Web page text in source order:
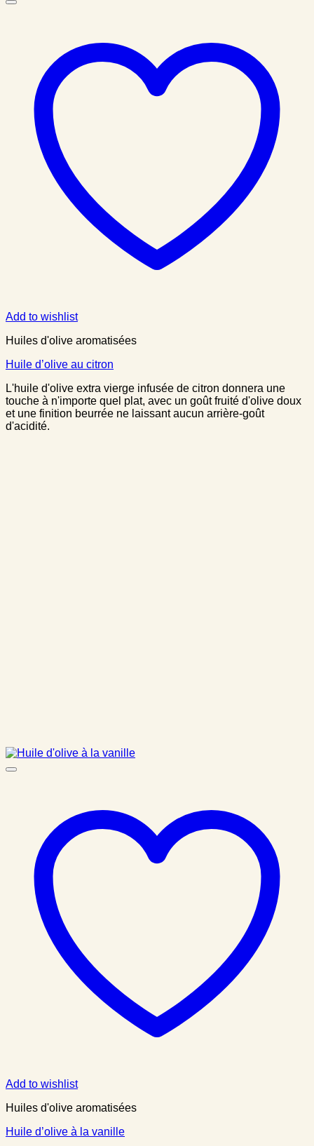
Add to wishlist
Huiles d'olive aromatisées
Huile d’olive au citron
L'huile d'olive extra vierge infusée de citron donnera une
touche à n'importe quel plat, avec un goût fruité d'olive doux
et une finition beurrée ne laissant aucun arrière-goût
d'acidité.
Add to wishlist
Huiles d'olive aromatisées
Huile d’olive à la vanille